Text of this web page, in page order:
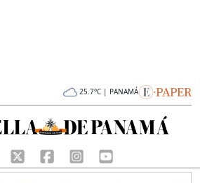
25.7°C | PANAMÁ